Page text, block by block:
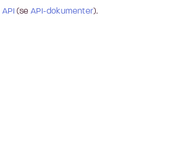
API (seAPI-dokumenter).